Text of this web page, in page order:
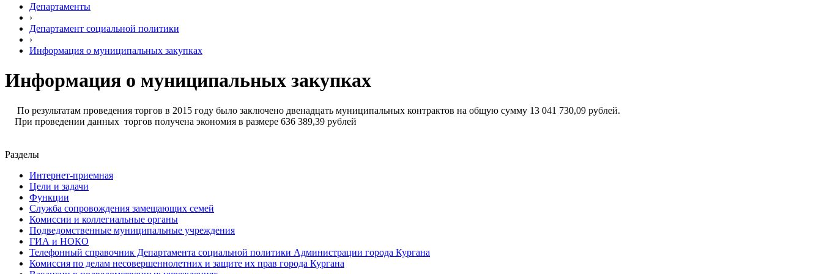
Департаменты
›
Департамент социальной политики
›
Информация о муниципальных закупках
Информация о муниципальных закупках
По результатам проведения торгов в 2015 году было заключено двенадцать муниципальных контрактов на общую сумму 13 041 730,09 рублей.
При проведении данных торгов получена экономия в размере 636 389,39 рублей
Разделы
Интернет-приемная
Цели и задачи
Функции
Служба сопровождения замещающих семей
Комиссии и коллегиальные органы
Подведомственные муниципальные учреждения
ГИА и НОКО
Телефонный справочник Департамента социальной политики Администрации города Кургана
Комиссия по делам несовершеннолетних и защите их прав города Кургана